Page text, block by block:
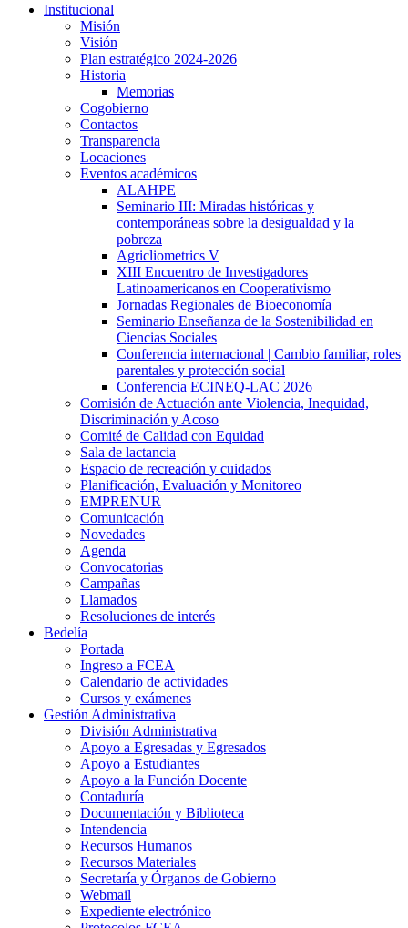
Institucional
Misión
Visión
Plan estratégico 2024-2026
Historia
Memorias
Cogobierno
Contactos
Transparencia
Locaciones
Eventos académicos
ALAHPE
Seminario III: Miradas históricas y
contemporáneas sobre la desigualdad y la
pobreza
Agricliometrics V
XIII Encuentro de Investigadores
Latinoamericanos en Cooperativismo
Jornadas Regionales de Bioeconomía
Seminario Enseñanza de la Sostenibilidad en
Ciencias Sociales
Conferencia internacional | Cambio familiar, roles
parentales y protección social
Conferencia ECINEQ-LAC 2026
Comisión de Actuación ante Violencia, Inequidad,
Discriminación y Acoso
Comité de Calidad con Equidad
Sala de lactancia
Espacio de recreación y cuidados
Planificación, Evaluación y Monitoreo
EMPRENUR
Comunicación
Novedades
Agenda
Convocatorias
Campañas
Llamados
Resoluciones de interés
Bedelía
Portada
Ingreso a FCEA
Calendario de actividades
Cursos y exámenes
Gestión Administrativa
División Administrativa
Apoyo a Egresadas y Egresados
Apoyo a Estudiantes
Apoyo a la Función Docente
Contaduría
Documentación y Biblioteca
Intendencia
Recursos Humanos
Recursos Materiales
Secretaría y Órganos de Gobierno
Webmail
Expediente electrónico